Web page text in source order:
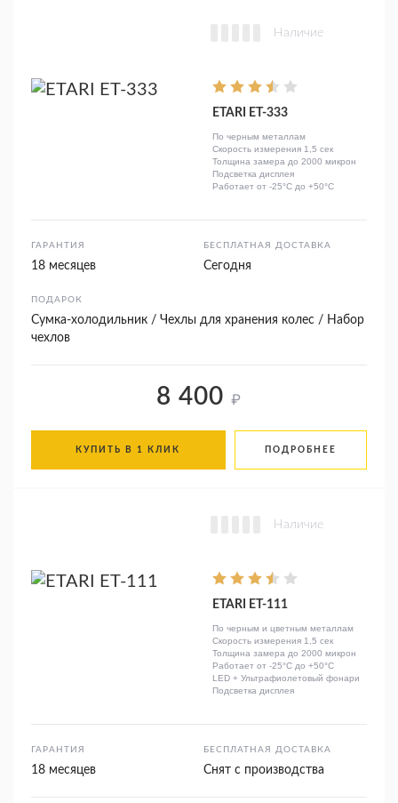
Наличие
ETARI ЕТ-333
По черным металлам
Скорость измерения 1,5 сек
Толщина замера до 2000 микрон
Подсветка дисплея
Работает от -25°C до +50°C
ГАРАНТИЯ
18 месяцев
БЕСПЛАТНАЯ ДОСТАВКА
Сегодня
ПОДАРОК
Сумка-холодильник / Чехлы для хранения колес / Набор
чехлов
8 400 ₽
КУПИТЬ В 1 КЛИК ПОДРОБНЕЕ
Наличие
ETARI ET-111
По черным и цветным металлам
Скорость измерения 1,5 сек
Толщина замера до 2000 микрон
Работает от -25°C до +50°C
LED + Ультрафиолетовый фонари
Подсветка дисплея
ГАРАНТИЯ
18 месяцев
БЕСПЛАТНАЯ ДОСТАВКА
Снят с производства